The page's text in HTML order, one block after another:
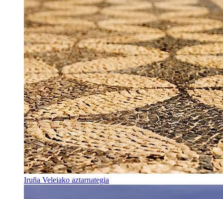
Iruña Veleiako aztarnategia